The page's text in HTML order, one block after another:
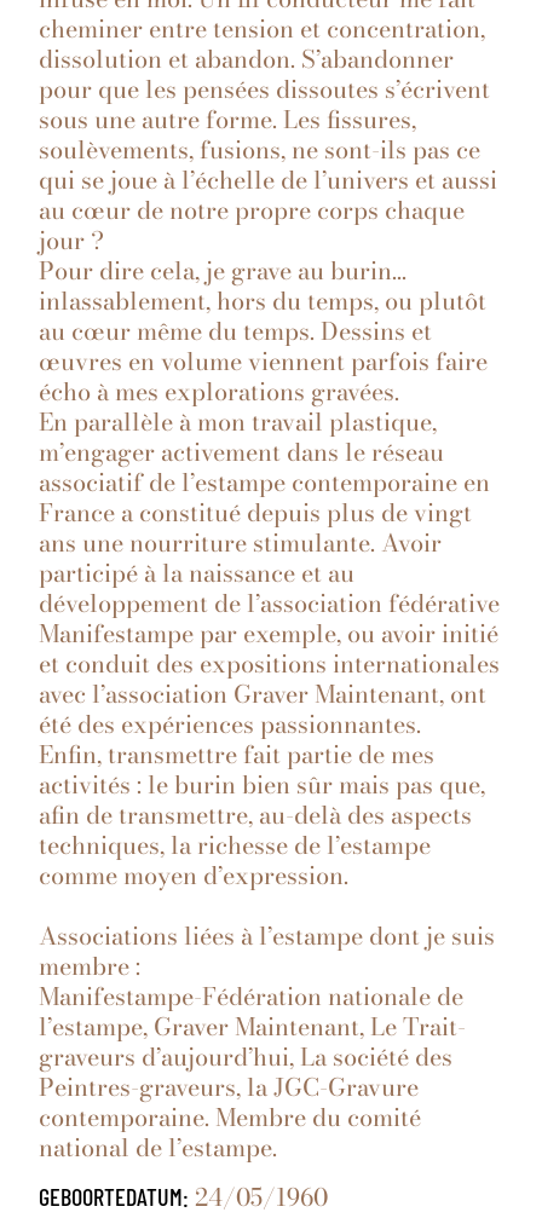
cheminer entre tension et concentration,
dissolution et abandon. S’abandonner
pour que les pensées dissoutes s’écrivent
sous une autre forme. Les fissures,
soulèvements, fusions, ne sont-ils pas ce
qui se joue à l’échelle de l’univers et aussi
au cœur de notre propre corps chaque
jour ?
Pour dire cela, je grave au burin…
inlassablement, hors du temps, ou plutôt
au cœur même du temps. Dessins et
œuvres en volume viennent parfois faire
écho à mes explorations gravées.
En parallèle à mon travail plastique,
m’engager activement dans le réseau
associatif de l’estampe contemporaine en
France a constitué depuis plus de vingt
ans une nourriture stimulante. Avoir
participé à la naissance et au
développement de l’association fédérative
Manifestampe par exemple, ou avoir initié
et conduit des expositions internationales
avec l’association Graver Maintenant, ont
été des expériences passionnantes.
Enfin, transmettre fait partie de mes
activités : le burin bien sûr mais pas que,
afin de transmettre, au-delà des aspects
techniques, la richesse de l’estampe
comme moyen d’expression.
Associations liées à l’estampe dont je suis
membre :
Manifestampe-Fédération nationale de
l’estampe, Graver Maintenant, Le Trait-
graveurs d’aujourd’hui, La société des
Peintres-graveurs, la JGC-Gravure
contemporaine. Membre du comité
national de l’estampe.
GEBOORTEDATUM: 24/05/1960